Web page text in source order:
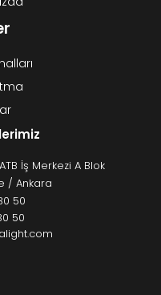
İş Merkezi A Blok
/ Ankara
50
50